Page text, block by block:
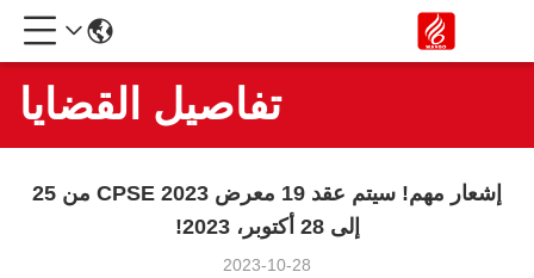
تفاصيل القضايا
إشعار مهم! سيتم عقد 19 معرض CPSE 2023 من 25
إلى 28 أكتوبر، 2023!
2023-10-28